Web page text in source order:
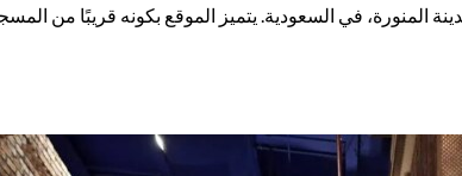
المنورة، في السعودية. يتميز الموقع بكونه قريبًا من